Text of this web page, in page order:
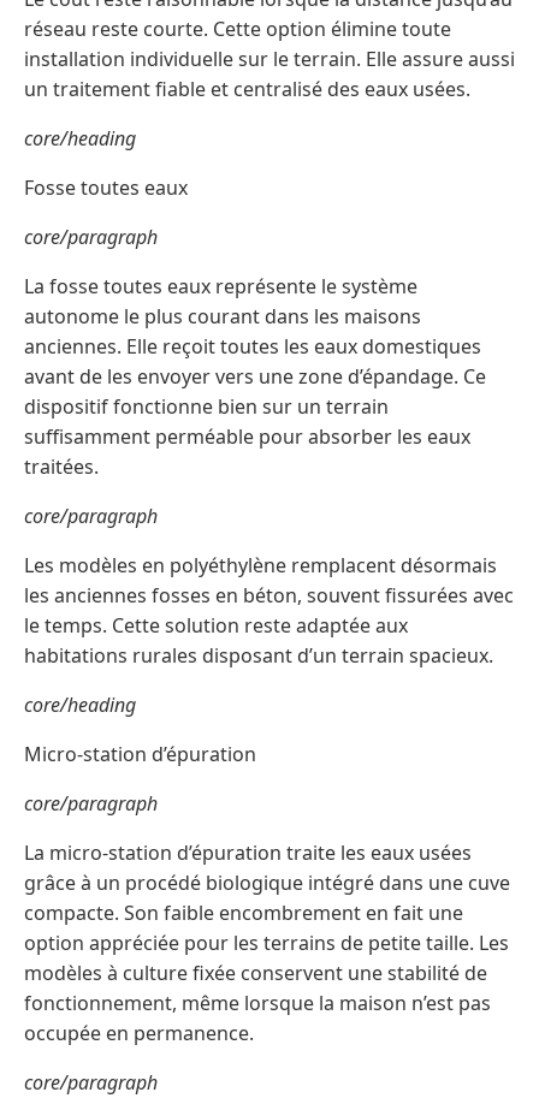
réseau reste courte. Cette option élimine toute
installation individuelle sur le terrain. Elle assure aussi
un traitement fiable et centralisé des eaux usées.
core/heading
Fosse toutes eaux
core/paragraph
La fosse toutes eaux représente le système
autonome le plus courant dans les maisons
anciennes. Elle reçoit toutes les eaux domestiques
avant de les envoyer vers une zone d’épandage. Ce
dispositif fonctionne bien sur un terrain
suffisamment perméable pour absorber les eaux
traitées.
core/paragraph
Les modèles en polyéthylène remplacent désormais
les anciennes fosses en béton, souvent fissurées avec
le temps. Cette solution reste adaptée aux
habitations rurales disposant d’un terrain spacieux.
core/heading
Micro-station d’épuration
core/paragraph
La micro-station d’épuration traite les eaux usées
grâce à un procédé biologique intégré dans une cuve
compacte. Son faible encombrement en fait une
option appréciée pour les terrains de petite taille. Les
modèles à culture fixée conservent une stabilité de
fonctionnement, même lorsque la maison n’est pas
occupée en permanence.
core/paragraph